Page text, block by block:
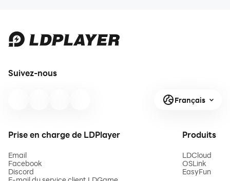
Suivez-nous
Français
Prise en charge de LDPlayer
Email
Facebook
Discord
Produits
LDCloud
OSLink
EasyFun